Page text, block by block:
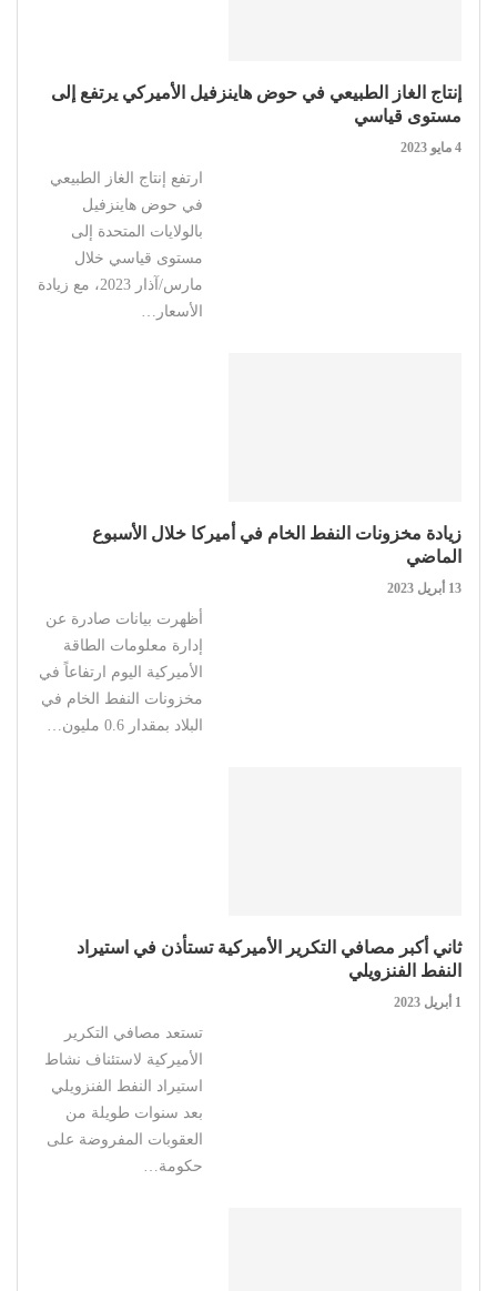
إنتاج الغاز الطبيعي في حوض هاينزفيل الأميركي يرتفع إلى
مستوى قياسي
4 مايو 2023
ارتفع إنتاج الغاز الطبيعي
في حوض هاينزفيل
بالولايات المتحدة إلى
مستوى قياسي خلال
مارس/آذار 2023، مع زيادة
الأسعار…
زيادة مخزونات النفط الخام في أميركا خلال الأسبوع
الماضي
13 أبريل 2023
أظهرت بيانات صادرة عن
إدارة معلومات الطاقة
الأميركية اليوم ارتفاعاً في
‏مخزونات النفط الخام في
البلاد بمقدار 0.6 مليون…
ثاني أكبر مصافي التكرير الأميركية تستأذن في استيراد
النفط الفنزويلي
1 أبريل 2023
تستعد مصافي التكرير
الأميركية لاستئناف نشاط
استيراد النفط الفنزويلي
بعد سنوات طويلة من
العقوبات المفروضة على
حكومة…